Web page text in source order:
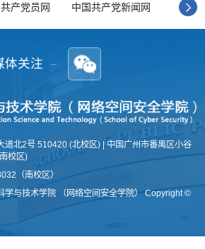
共产党员网 中国共产党新闻网 广东
道北2号 510420 (北校区) | 中国广州市番禺区小谷
校区)
（南校区）
学与技术学院 （网络空间安全学院）Copyright ©
体关注